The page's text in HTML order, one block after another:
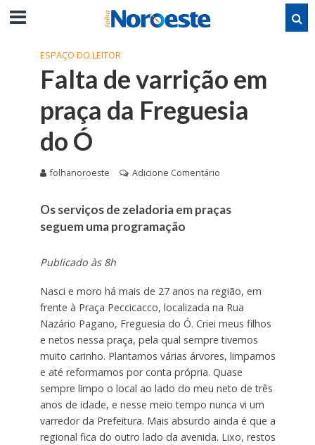
ESPAÇO DO LEITOR
Falta de varrição em
praça da Freguesia
do Ó
folhanoroeste Adicione Comentário
Os serviços de zeladoria em praças
seguem uma programação
Publicado às 8h
Nasci e moro há mais de 27 anos na região, em
frente à Praça Peccicacco, localizada na Rua
Nazário Pagano, Freguesia do Ó. Criei meus filhos
e netos nessa praça, pela qual sempre tivemos
muito carinho. Plantamos várias árvores, limpamos
e até reformamos por conta própria. Quase
sempre limpo o local ao lado do meu neto de três
anos de idade, e nesse meio tempo nunca vi um
varredor da Prefeitura. Mais absurdo ainda é que a
regional fica do outro lado da avenida. Lixo, restos